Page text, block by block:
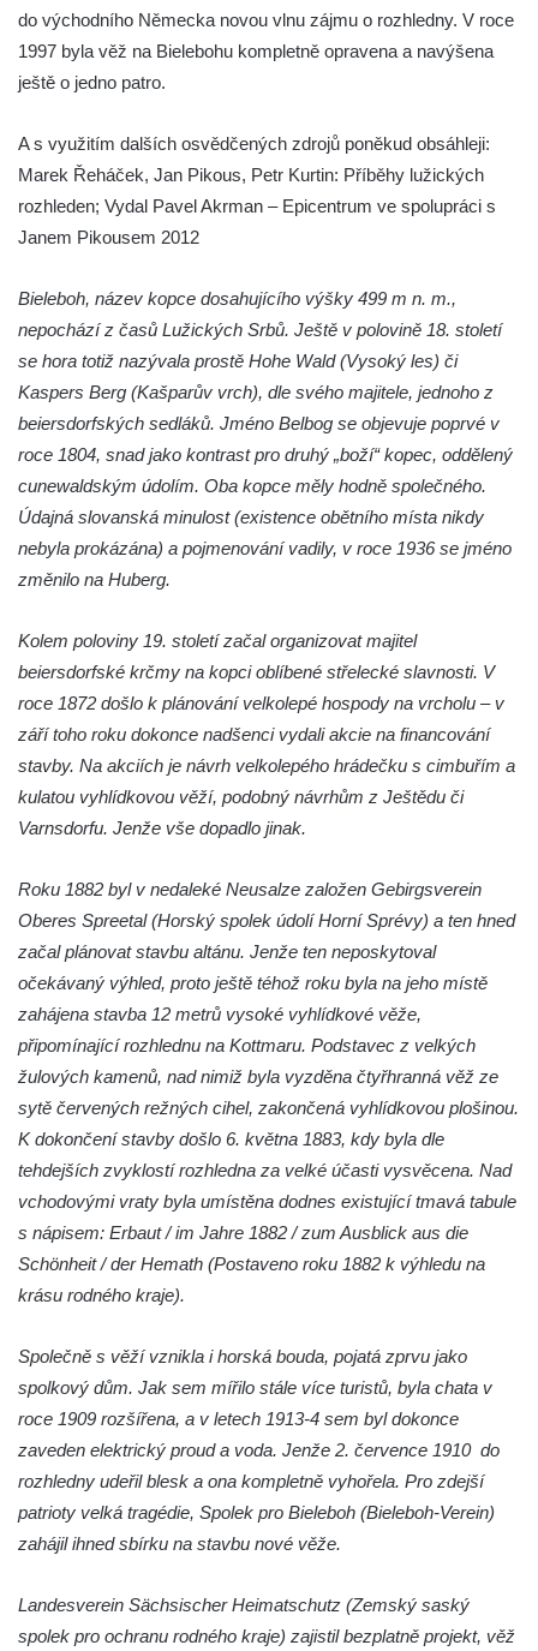
Rozhledna Maják u Strupčic
Vyhlídka na lom Vršany severně od
Strupčic
Chloumku
Vyhlídka u Lückendorfu III
Vyhlídka u Lückendorfu I
Vyhlídka pod Kolištěm II
Vyhlídka pod Kolištěm
Vyhlídka u Köglerova kříže na Kamenné
Horce v Krásné Lípě
Vyhlídka u Kyjovského hrádku
Vyhlídka v Dolní Chřibské
Vyhlídka nad Údolím samoty
Vyhlídka u Perníkové stráže mezi Údolím
Vyhlídka v ulici Legionářů v Mělníku
Údajná vyhlídka u pomníku Hanse Kudlicha
v Nové Vsi-Teplicích
Údajná vyhlídka pod Širokým vrchem
Boreč – vyhlídka k jihu
Boreč – vyhlídka k východu
Vrázova vyhlídka v Mělníku
Vyhlídková věž archeoparku Na Jánu u
Netolic
Vyhlídka Supí vrch
Vyhlídka Pod Schillerovou výšinou v
Krupce
Vyhlídka u kaple v Jirchářích na Doksanské
cestě
Rozhledna Stradonka
Vyhlídka Korzovka pod Hvozdem
Vyhlídka Treppenstein u Jetřichovic
Vyhlídka Taubenstein nad Křinicí u
Vyhlídka Grenzplatte u Ostrovských skal
Vyhlídka Signal nedaleko skály Katzfels u
Cunnersdorfu
Vyhlídka Katzfels u Cunnersdorfu
Vyhlídka na západním okraji Slánské hory
ve Slaném
do východního Německa novou vlnu zájmu o rozhledny. V roce
1997 byla věž na Bielebohu kompletně opravena a navýšena
ještě o jedno patro.
A s využitím dalších osvědčených zdrojů poněkud obsáhleji:
Marek Řeháček, Jan Pikous, Petr Kurtin: Příběhy lužických
rozhleden; Vydal Pavel Akrman – Epicentrum ve spolupráci s
Janem Pikousem 2012
Bieleboh, název kopce dosahujícího výšky 499 m n. m.,
nepochází z časů Lužických Srbů. Ještě v polovině 18. století
se hora totiž nazývala prostě Hohe Wald (Vysoký les) či
Kaspers Berg (Kašparův vrch), dle svého majitele, jednoho z
beiersdorfských sedláků. Jméno Belbog se objevuje poprvé v
roce 1804, snad jako kontrast pro druhý „boží“ kopec, oddělený
cunewaldským údolím. Oba kopce měly hodně společného.
Údajná slovanská minulost (existence obětního místa nikdy
nebyla prokázána) a pojmenování vadily, v roce 1936 se jméno
změnilo na Huberg.
Kolem poloviny 19. století začal organizovat majitel
beiersdorfské krčmy na kopci oblíbené střelecké slavnosti. V
roce 1872 došlo k plánování velkolepé hospody na vrcholu – v
září toho roku dokonce nadšenci vydali akcie na financování
stavby. Na akciích je návrh velkolepého hrádečku s cimbuřím a
kulatou vyhlídkovou věží, podobný návrhům z Ještědu či
Varnsdorfu. Jenže vše dopadlo jinak.
Roku 1882 byl v nedaleké Neusalze založen Gebirgsverein
Oberes Spreetal (Horský spolek údolí Horní Sprévy) a ten hned
začal plánovat stavbu altánu. Jenže ten neposkytoval
očekávaný výhled, proto ještě téhož roku byla na jeho místě
zahájena stavba 12 metrů vysoké vyhlídkové věže,
připomínající rozhlednu na Kottmaru. Podstavec z velkých
žulových kamenů, nad nimiž byla vyzděna čtyřhranná věž ze
sytě červených režných cihel, zakončená vyhlídkovou plošinou.
K dokončení stavby došlo 6. května 1883, kdy byla dle
tehdejších zvyklostí rozhledna za velké účasti vysvěcena. Nad
vchodovými vraty byla umístěna dodnes existující tmavá tabule
s nápisem: Erbaut / im Jahre 1882 / zum Ausblick aus die
Schönheit / der Hemath (Postaveno roku 1882 k výhledu na
krásu rodného kraje).
Společně s věží vznikla i horská bouda, pojatá zprvu jako
spolkový dům. Jak sem mířilo stále více turistů, byla chata v
roce 1909 rozšířena, a v letech 1913-4 sem byl dokonce
zaveden elektrický proud a voda. Jenže 2. července 1910 do
rozhledny udeřil blesk a ona kompletně vyhořela. Pro zdejší
patrioty velká tragédie, Spolek pro Bieleboh (Bieleboh-Verein)
zahájil ihned sbírku na stavbu nové věže.
Landesverein Sächsischer Heimatschutz (Zemský saský
spolek pro ochranu rodného kraje) zajistil bezplatně projekt, věž